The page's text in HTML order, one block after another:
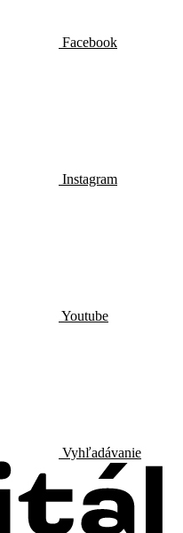
Facebook
Instagram
Youtube
Vyhľadávanie